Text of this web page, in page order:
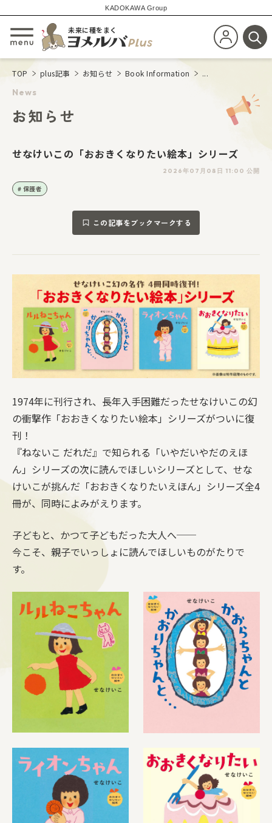
KADOKAWA Group
メニューを開閉する
未来に種をまく
新規会員登
検
TOP plus記事 お知らせ Book Information ...
News
お知らせ
せなけいこの「おおきくなりたい絵本」シリーズ
2026年07月08日 11:00 公開
保護者
この記事をブックマークする
1974年に刊行され、長年入手困難だったせなけいこの幻
の衝撃作「おおきくなりたい絵本」シリーズがついに復
刊！
『ねないこ だれだ』で知られる「いやだいやだのえほ
ん」シリーズの次に読んでほしいシリーズとして、せな
けいこが挑んだ「おおきくなりたいえほん」シリーズ全4
冊が、同時によみがえります。
子どもと、かつて子どもだった大人へ──
今こそ、親子でいっしょに読んでほしいものがたりで
す。